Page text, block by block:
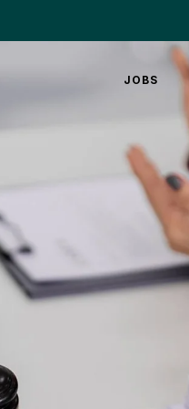
JOBS